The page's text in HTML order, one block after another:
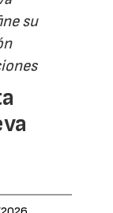
su